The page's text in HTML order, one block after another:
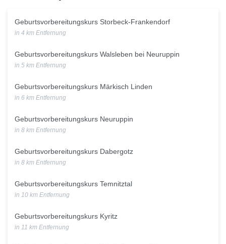
Geburtsvorbereitungskurs Storbeck-Frankendorf
in 4 km Entfernung
Geburtsvorbereitungskurs Walsleben bei Neuruppin
in 5 km Entfernung
Geburtsvorbereitungskurs Märkisch Linden
in 6 km Entfernung
Geburtsvorbereitungskurs Neuruppin
in 8 km Entfernung
Geburtsvorbereitungskurs Dabergotz
in 8 km Entfernung
Geburtsvorbereitungskurs Temnitztal
in 10 km Entfernung
Geburtsvorbereitungskurs Kyritz
in 11 km Entfernung